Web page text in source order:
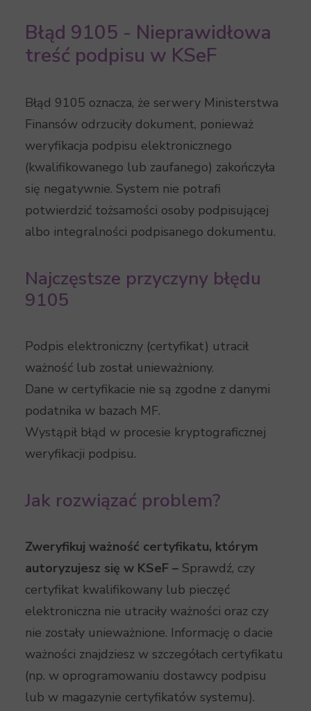
Błąd 9105 - Nieprawidłowa
treść podpisu w KSeF
Błąd 9105 oznacza, że serwery Ministerstwa
Finansów odrzuciły dokument, ponieważ
weryfikacja podpisu elektronicznego
(kwalifikowanego lub zaufanego) zakończyła
się negatywnie. System nie potrafi
potwierdzić tożsamości osoby podpisującej
albo integralności podpisanego dokumentu.
Najczęstsze przyczyny błędu
9105
Podpis elektroniczny (certyfikat) utracił
ważność lub został unieważniony.
Dane w certyfikacie nie są zgodne z danymi
podatnika w bazach MF.
Wystąpił błąd w procesie kryptograficznej
weryfikacji podpisu.
Jak rozwiązać problem?
Zweryfikuj ważność certyfikatu, którym
autoryzujesz się w KSeF – Sprawdź, czy
certyfikat kwalifikowany lub pieczęć
elektroniczna nie utraciły ważności oraz czy
nie zostały unieważnione. Informację o dacie
ważności znajdziesz w szczegółach certyfikatu
(np. w oprogramowaniu dostawcy podpisu
lub w magazynie certyfikatów systemu).